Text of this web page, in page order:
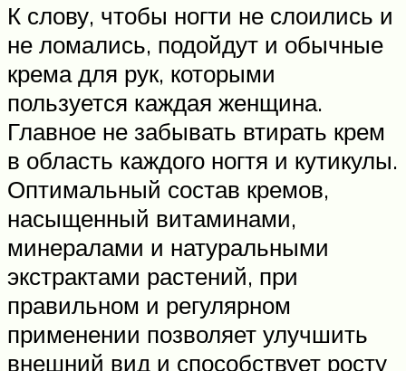
К слову, чтобы ногти не слоились и
не ломались, подойдут и обычные
крема для рук, которыми
пользуется каждая женщина.
Главное не забывать втирать крем
в область каждого ногтя и кутикулы.
Оптимальный состав кремов,
насыщенный витаминами,
минералами и натуральными
экстрактами растений, при
правильном и регулярном
применении позволяет улучшить
внешний вид и способствует росту